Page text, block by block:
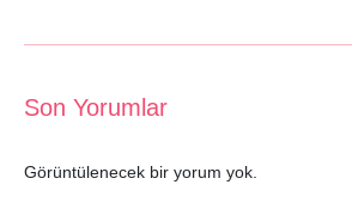
Son Yorumlar
Görüntülenecek bir yorum yok.